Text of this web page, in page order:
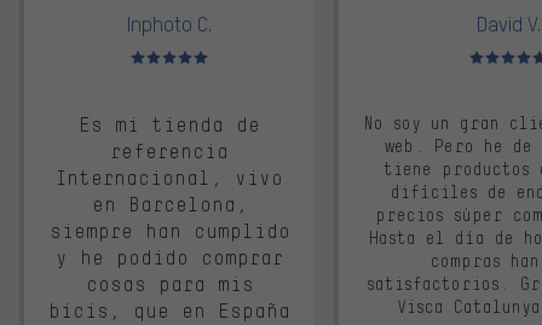
Inphoto C.
Valoración media: 5 de 5
Es mi tienda de
referencia
Internacional, vivo
en Barcelona,
siempre han cumplido
y he podido comprar
cosas para mis
bicis, que en España
David V.
Valoración
No soy un gran
web. Pero he
tiene productos
difíciles de
precios súper
Hasta el día de
compras
satisfactorios.
Visca